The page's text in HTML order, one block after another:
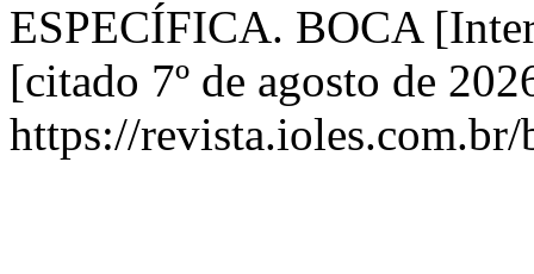
ESPECÍFICA. BOCA
[citado 7º de agosto de
https://